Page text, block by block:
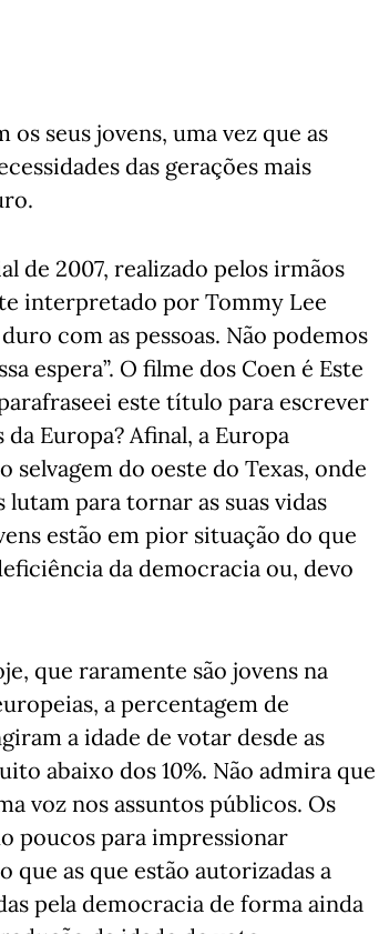
seus jovens, uma vez que as
das gerações mais
de 2007, realizado pelos irmãos
interpretado por Tommy Lee
com as pessoas. Não podemos
espera”. O filme dos Coen é Este
este título para escrever
Europa? Afinal, a Europa
do oeste do Texas, onde
lutam para tornar as suas vidas
estão em pior situação do que
da democracia ou, devo
que raramente são jovens na
a percentagem de
a idade de votar desde as
abaixo dos 10%. Não admira que
voz nos assuntos públicos. Os
poucos para impressionar
que as que estão autorizadas a
pela democracia de forma ainda